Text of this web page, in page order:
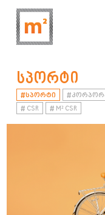
ᲡᲞᲝᲠᲢᲘ
#ᲡᲞᲝᲠᲢᲘ #
# CSR # M² CSR